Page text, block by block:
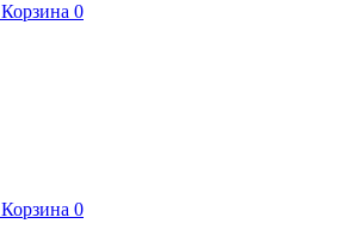
Корзина 0
Корзина 0